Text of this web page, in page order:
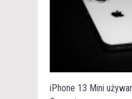
iPhone 13 Mini